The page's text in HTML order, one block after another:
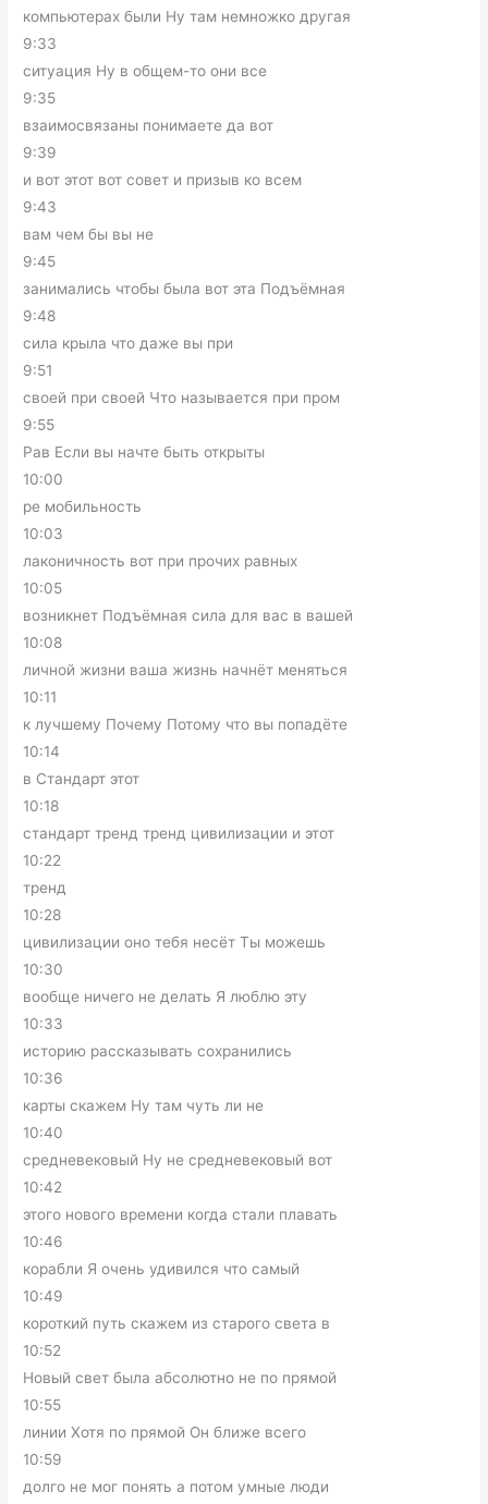
компьютерах были Ну там немножко другая
9:33
ситуация Ну в общем-то они все
9:35
взаимосвязаны понимаете да вот
9:39
и вот этот вот совет и призыв ко всем
9:43
вам чем бы вы не
9:45
занимались чтобы была вот эта Подъёмная
9:48
сила крыла что даже вы при
9:51
своей при своей Что называется при пром
9:55
Рав Если вы начте быть открыты
10:00
ре мобильность
10:03
лаконичность вот при прочих равных
10:05
возникнет Подъёмная сила для вас в вашей
10:08
личной жизни ваша жизнь начнёт меняться
10:11
к лучшему Почему Потому что вы попадёте
10:14
в Стандарт этот
10:18
стандарт тренд тренд цивилизации и этот
10:22
тренд
10:28
цивилизации оно тебя несёт Ты можешь
10:30
вообще ничего не делать Я люблю эту
10:33
историю рассказывать сохранились
10:36
карты скажем Ну там чуть ли не
10:40
средневековый Ну не средневековый вот
10:42
этого нового времени когда стали плавать
10:46
корабли Я очень удивился что самый
10:49
короткий путь скажем из старого света в
10:52
Новый свет была абсолютно не по прямой
10:55
линии Хотя по прямой Он ближе всего
10:59
долго не мог понять а потом умные люди